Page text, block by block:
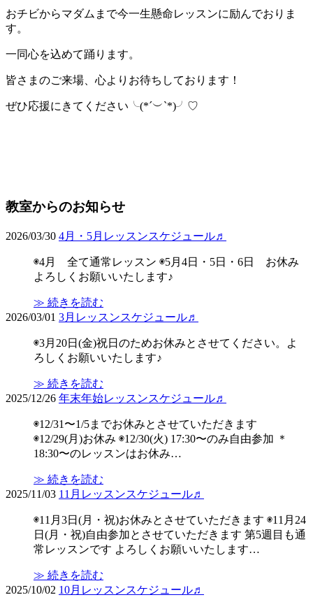
おチビからマダムまで今一生懸命レッスンに励んでおりま
す。
一同心を込めて踊ります。
皆さまのご来場、心よりお待ちしております！
ぜひ応援にきてください╰(*´︶`*)╯♡
教室からのお知らせ
2026/03/30 4月・5月レッスンスケジュール♬
◉4月 全て通常レッスン ◉5月4日・5日・6日 お休み
よろしくお願いいたします♪
≫ 続きを読む
2026/03/01 3月レッスンスケジュール♬
◉3月20日(金)祝日のためお休みとさせてください。よ
ろしくお願いいたします♪
≫ 続きを読む
2025/12/26 年末年始レッスンスケジュール♬
◉12/31〜1/5までお休みとさせていただきます
◉12/29(月)お休み ◉12/30(火) 17:30〜のみ自由参加 ＊
18:30〜のレッスンはお休み…
≫ 続きを読む
2025/11/03 11月レッスンスケジュール♬
◉11月3日(月・祝)お休みとさせていただきます ◉11月24
日(月・祝)自由参加とさせていただきます 第5週目も通
常レッスンです よろしくお願いいたします…
≫ 続きを読む
2025/10/02 10月レッスンスケジュール♬